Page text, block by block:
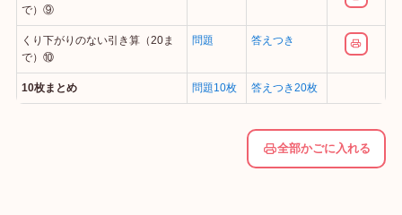
で）⑨
くり下がりのない引き算（20ま
で）⑩
問題 答えつき
10枚まとめ 問題10枚 答えつき20枚
全部かごに入れる